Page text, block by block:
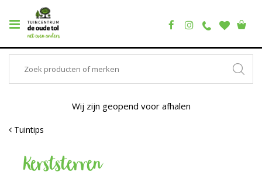
Wij zijn geopend voor afhalen
Tuintips
Kerststerren